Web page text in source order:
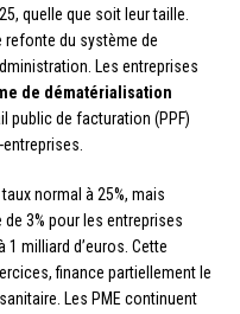
quelle que soit leur taille.
refonte du système de
Les entreprises
de dématérialisation
public de facturation (PPF)
normal à 25%, mais
3% pour les entreprises
milliard d’euros. Cette
finance partiellement le
Les PME continuent